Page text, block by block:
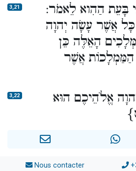
3,21
בָּעֵת הַהִוא לֵאמֹר:
אֲשֶׁר עָשָׂה יְהוָה
הָאֵלֶּה כֵּן
אֲשֶׁר
3,22
אֱלֹהֵיכֶם הוּא
Nous contacter